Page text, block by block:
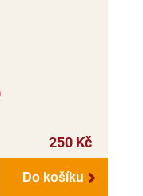
250 Kč
Do košíku